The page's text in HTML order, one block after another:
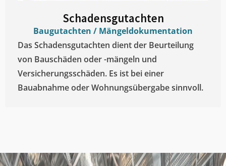
Schadensgutachten
Baugutachten / Mängeldokumentation
Das Schadensgutachten dient der Beurteilung
von Bauschäden oder -mängeln und
Versicherungsschäden. Es ist bei einer
Bauabnahme oder Wohnungsübergabe sinnvoll.